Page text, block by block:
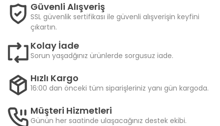
Güvenli Alışveriş
SSL güvenlik sertifikası ile güvenli alışverişin keyfini
çıkartın.
Kolay İade
Sorun yaşadğınız ürünlerde sorgusuz iade.
Hızlı Kargo
16:00 dan önceki tüm siparişleriniz yanı gün kargoda.
Müşteri Hizmetleri
Günün her saatinde ulaşacağınız destek ekibi.